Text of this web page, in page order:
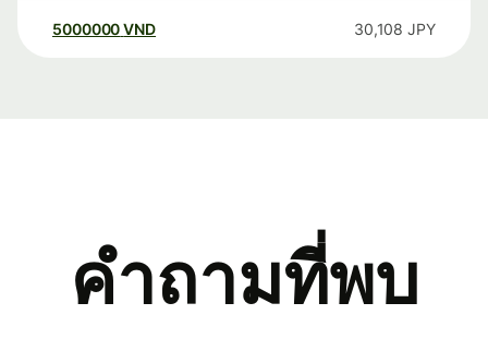
5000000VND 30,108 JPY
คำถามที่พบ